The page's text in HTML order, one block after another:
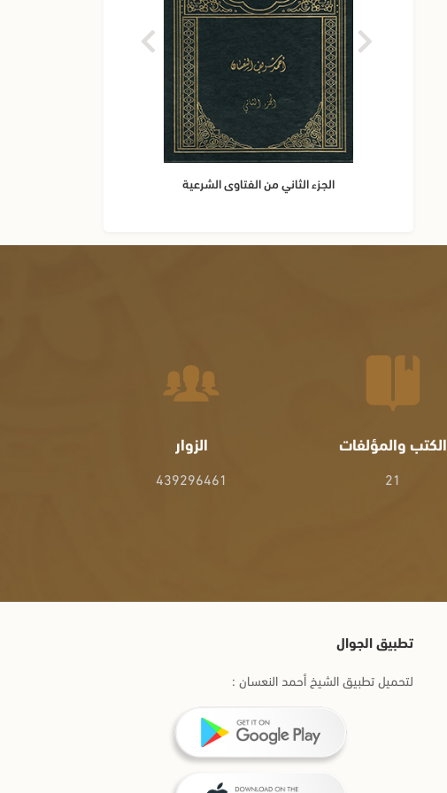
الجزء الثاني من الفتاوى الشرعية
الكتب والمؤلفات
21
الزوار
439296461
تطبيق الجوال
لتحميل تطبيق الشيخ أحمد النعسان :